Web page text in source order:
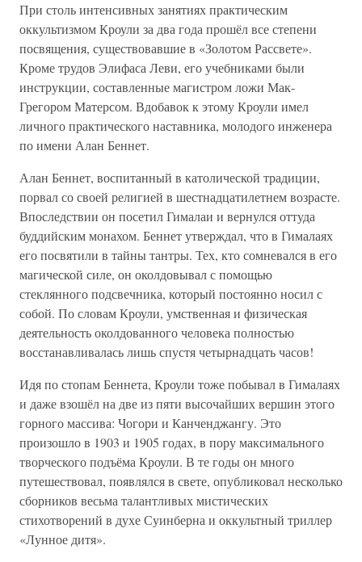
При столь интенсивных занятиях практическим
оккультизмом Кроули за два года прошёл все степени
посвящения, существовавшие в «Золотом Рассвете».
Кроме трудов Элифаса Леви, его учебниками были
инструкции, составленные магистром ложи Мак-
Грегором Матерсом. Вдобавок к этому Кроули имел
личного практического наставника, молодого инженера
по имени Алан Беннет.
Алан Беннет, воспитанный в католической традиции,
порвал со своей религией в шестнадцатилетнем возрасте.
Впоследствии он посетил Гималаи и вернулся оттуда
буддийским монахом. Беннет утверждал, что в Гималаях
его посвятили в тайны тантры. Тех, кто сомневался в его
магической силе, он околдовывал с помощью
стеклянного подсвечника, который постоянно носил с
собой. По словам Кроули, умственная и физическая
деятельность околдованного человека полностью
восстанавливалась лишь спустя четырнадцать часов!
Идя по стопам Беннета, Кроули тоже побывал в Гималаях
и даже взошёл на две из пяти высочайших вершин этого
горного массива: Чогори и Канченджангу. Это
произошло в 1903 и 1905 годах, в пору максимального
творческого подъёма Кроули. В те годы он много
путешествовал, появлялся в свете, опубликовал несколько
сборников весьма талантливых мистических
стихотворений в духе Суинберна и оккультный триллер
«Лунное дитя».